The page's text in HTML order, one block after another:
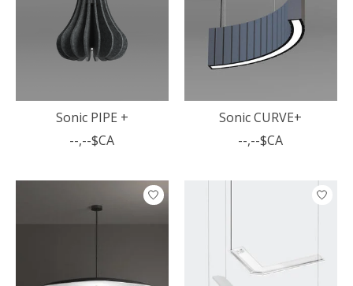
Sonic PIPE +
--,--$CA
Sonic CURVE+
--,--$CA